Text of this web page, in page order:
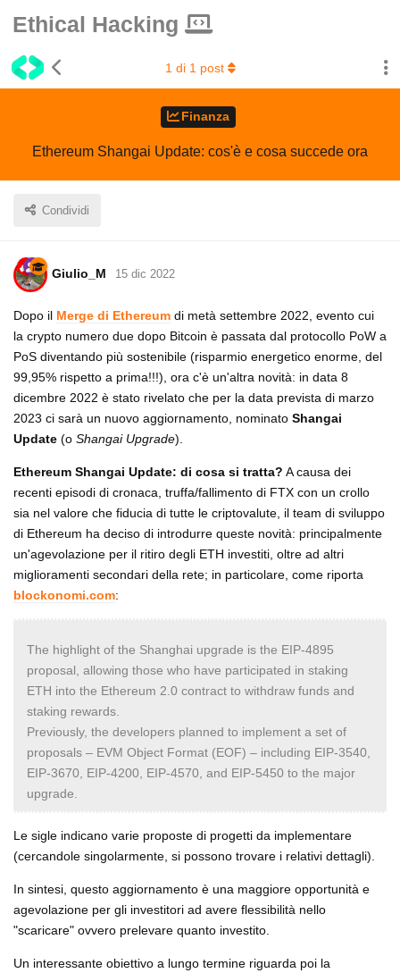
Ethical Hacking
Finanza
Ethereum Shangai Update: cos'è e cosa succede ora
Condividi
1 di 1 post
Giulio_M 15 dic 2022
Dopo il Merge di Ethereum di metà settembre 2022, evento cui
la crypto numero due dopo Bitcoin è passata dal protocollo PoW a
PoS diventando più sostenibile (risparmio energetico enorme, del
99,95% rispetto a prima!!!), ora c'è un'altra novità: in data 8
dicembre 2022 è stato rivelato che per la data prevista di marzo
2023 ci sarà un nuovo aggiornamento, nominato Shangai
Update (o Shangai Upgrade).
Ethereum Shangai Update: di cosa si tratta? A causa dei
recenti episodi di cronaca, truffa/fallimento di FTX con un crollo
sia nel valore che fiducia di tutte le criptovalute, il team di sviluppo
di Ethereum ha deciso di introdurre queste novità: principalmente
un'agevolazione per il ritiro degli ETH investiti, oltre ad altri
miglioramenti secondari della rete; in particolare, come riporta
blockonomi.com:
The highlight of the Shanghai upgrade is the EIP-4895
proposal, allowing those who have participated in staking
ETH into the Ethereum 2.0 contract to withdraw funds and
staking rewards.
Previously, the developers planned to implement a set of
proposals – EVM Object Format (EOF) – including EIP-3540,
EIP-3670, EIP-4200, EIP-4570, and EIP-5450 to the major
upgrade.
Le sigle indicano varie proposte di progetti da implementare
(cercandole singolarmente, si possono trovare i relativi dettagli).
In sintesi, questo aggiornamento è una maggiore opportunità e
agevolazione per gli investitori ad avere flessibilità nello
"scaricare" ovvero prelevare quanto investito.
Un interessante obiettivo a lungo termine riguarda poi la